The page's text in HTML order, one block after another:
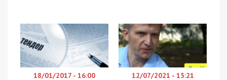
Патрульные составили на женщину
административный материал за хулиганство.
Больше всего их поразили условия, в которых
жили малыши. Весь дом был завален мусором,